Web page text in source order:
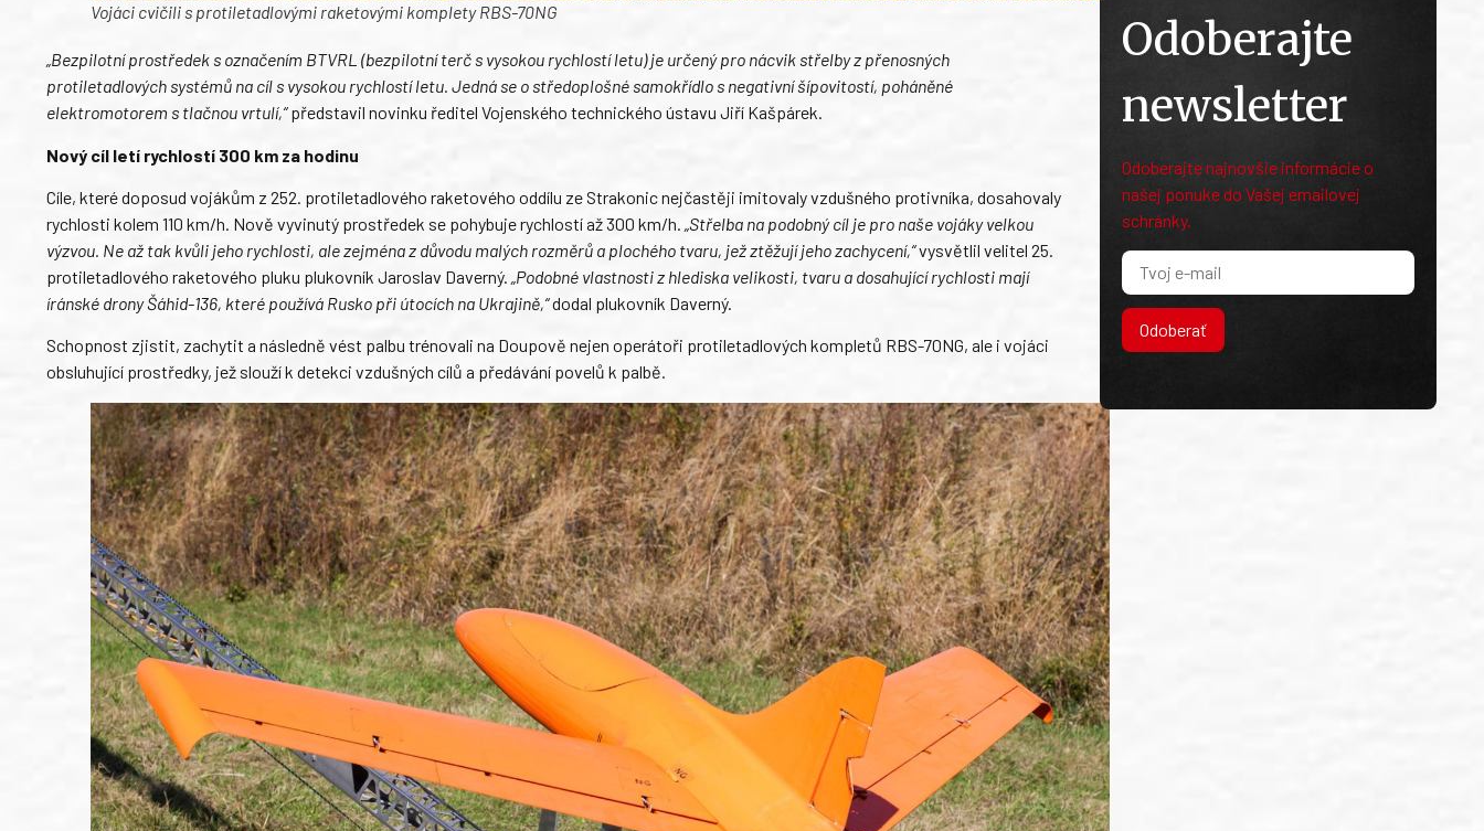
Vojáci cvičili s protiletadlovými raketovými komplety RBS-70NG
„Bezpilotní prostředek s označením BTVRL (bezpilotní terč s vysokou rychlostí letu) je určený pro nácvik střelby z přenosných
protiletadlových systémů na cíl s vysokou rychlostí letu. Jedná se o středoplošné samokřídlo s negativní šípovitostí, poháněné
elektromotorem s tlačnou vrtulí,“představil novinku ředitel Vojenského technického ústavu Jiří Kašpárek.
Nový cíl letí rychlostí 300 km za hodinu
Cíle, které doposud vojákům z 252. protiletadlového raketového oddílu ze Strakonic nejčastěji imitovaly vzdušného protivníka, dosahovaly
rychlosti kolem 110 km/h. Nově vyvinutý prostředek se pohybuje rychlostí až 300 km/h. „Střelba na podobný cíl je pro naše vojáky velkou
výzvou. Ne až tak kvůli jeho rychlosti, ale zejména z důvodu malých rozměrů a plochého tvaru, jež ztěžují jeho zachycení,“vysvětlil velitel 25.
protiletadlového raketového pluku plukovník Jaroslav Daverný. „Podobné vlastnosti z hlediska velikosti, tvaru a dosahující rychlosti mají
íránské drony Šáhid-136, které používá Rusko při útocích na Ukrajině,“dodal plukovník Daverný.
Schopnost zjistit, zachytit a následně vést palbu trénovali na Doupově nejen operátoři protiletadlových kompletů RBS-70NG, ale i vojáci
obsluhující prostředky, jež slouží k detekci vzdušných cílů a předávání povelů k palbě.
Odoberajte
newsletter
Odoberajte najnovšie informácie o
našej ponuke do Vašej emailovej
schránky.
Odoberať